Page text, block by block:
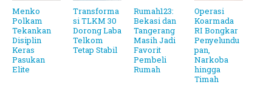
Menko
Polkam
Tekankan
Disiplin
Keras
Pasukan
Elite
Transforma
si TLKM 30
Dorong Laba
Telkom
Tetap Stabil
Rumah123:
Bekasi dan
Tangerang
Masih Jadi
Favorit
Pembeli
Rumah
Operasi
Koarmada
RI Bongkar
Penyelundu
pan,
Narkoba
hingga
Timah